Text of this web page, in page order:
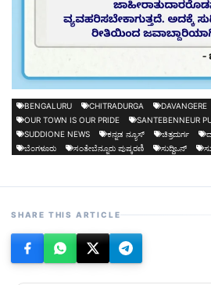
BENGALURU CHITRADURGA DAVANGERE
OUR TOWN IS OUR PRIDE
SANTEBENNEUR
SUDDIONE NEWS
ಕನ್ನಡ ನ್ಯೂಸ್ ಚಿತ್ರದುರ್ಗ
ಬೆಂಗಳೂರು
ಸಂತೇಬೆನ್ನೂರು ಪುಷ್ಕರಣಿ ಸುದ್ದಿಒನ್
SHARE THIS ARTICLE